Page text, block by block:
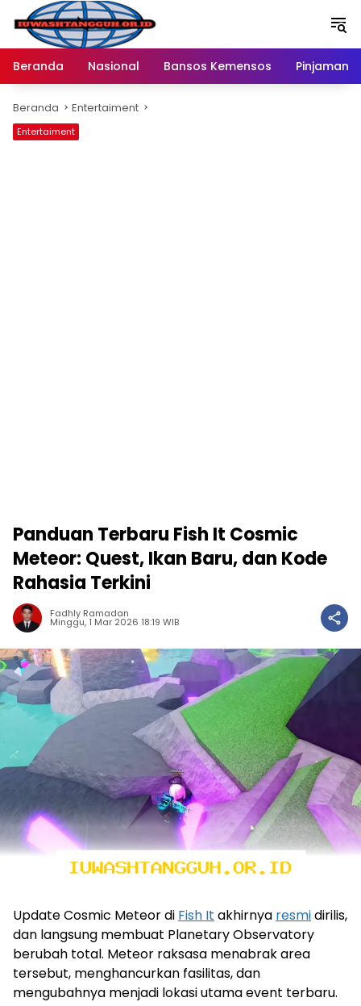
Langsung
konten
Beranda
Nasional Bansos Kemensos Pinjaman
Beranda Entertaiment
Entertaiment
Panduan Terbaru Fish It Cosmic
Meteor: Quest, Ikan Baru, dan Kode
Rahasia Terkini
Fadhly Ramadan
Minggu, 1 Mar 2026 18:19 WIB
Update Cosmic Meteor di Fish It akhirnya resmidirilis,
dan langsung membuat Planetary Observatory
berubah total. Meteor raksasa menabrak area
tersebut, menghancurkan fasilitas, dan
mengubahnya menjadi lokasi utama event terbaru.